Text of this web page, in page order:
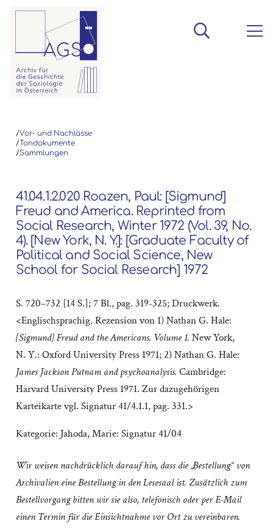
/Vor- und Nachlässe
/Tondokumente
/Sammlungen
41.04.1.2.020 Roazen, Paul: [Sigmund]
Freud and America. Reprinted from
Social Research, Winter 1972 (Vol. 39, No.
4). [New York, N. Y.]: [Graduate Faculty of
Political and Social Science, New
School for Social Research] 1972
S. 720–732 [14 S.]; 7 Bl., pag. 319-325; Druckwerk.
<Englischsprachig. Rezension von 1) Nathan G. Hale:
[Sigmund] Freud and the Americans. Volume 1. New York,
N. Y.: Oxford University Press 1971; 2) Nathan G. Hale:
James Jackson Putnam and psychoanalysis. Cambridge:
Harvard University Press 1971. Zur dazugehörigen
Karteikarte vgl. Signatur 41/4.1.1, pag. 331.>
Kategorie: Jahoda, Marie: Signatur 41/04
Wir weisen nachdrücklich darauf hin, dass die „Bestellung“ von
Archivalien eine Bestellung in den Lesesaal ist. Zusätzlich zum
Bestellvorgang bitten wir sie also, telefonisch oder per E-Mail
einen Termin für die Einsichtnahme vor Ort zu vereinbaren.